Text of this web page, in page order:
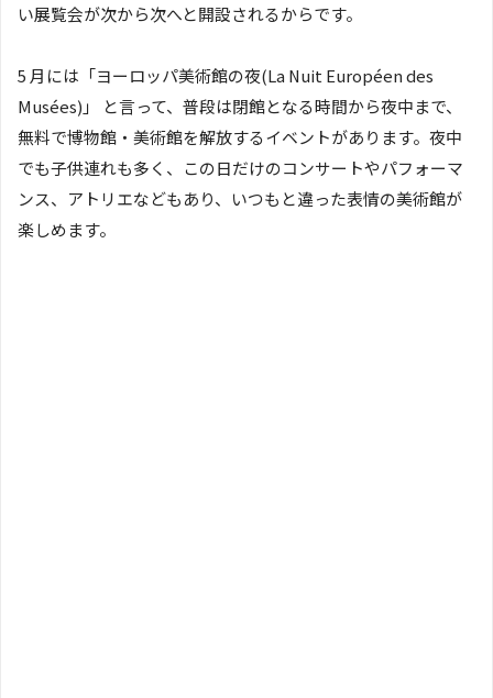
い展覧会が次から次へと開設されるからです。
5 月には「ヨーロッパ美術館の夜(La Nuit Européen des
Musées)」 と言って、普段は閉館となる時間から夜中まで、
無料で博物館・美術館を解放するイベントがあります。夜中
でも子供連れも多く、この日だけのコンサートやパフォーマ
ンス、アトリエなどもあり、いつもと違った表情の美術館が
楽しめます。